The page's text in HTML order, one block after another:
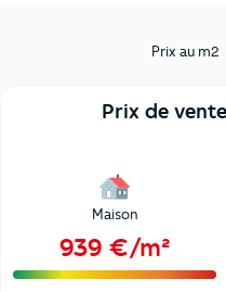
Prix au m2
Prix de
Maison
939 €/m²